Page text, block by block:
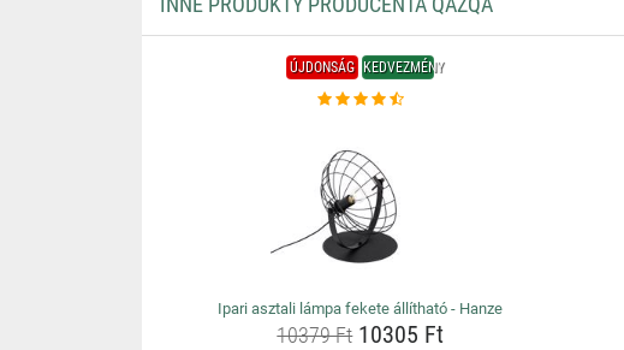
ÚJDONSÁG KEDVEZMÉNY
Ipari asztali lámpa fekete állítható - Hanze
10379 Ft10305 Ft